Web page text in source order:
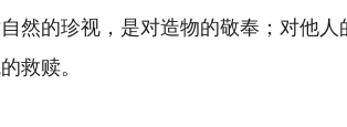
的珍视，是对造物的敬奉；对他人
救赎。